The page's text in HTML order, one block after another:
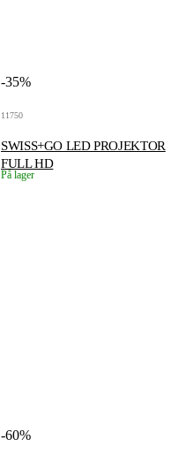
-35%
11750
SWISS+GO LED PROJEKTOR
FULL HD
På lager
-60%